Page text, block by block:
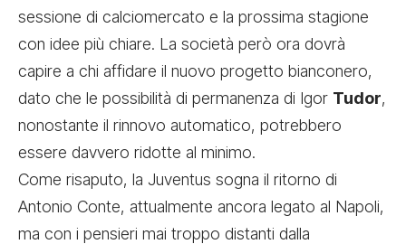
sessione di calciomercato e la prossima stagione
con idee più chiare. La società però ora dovrà
capire a chi affidare il nuovo progetto bianconero,
dato che le possibilità di permanenza di Igor Tudor,
nonostante il rinnovo automatico, potrebbero
essere davvero ridotte al minimo.
Come risaputo, la Juventus sogna il ritorno di
Antonio Conte, attualmente ancora legato al Napoli,
ma con i pensieri mai troppo distanti dalla